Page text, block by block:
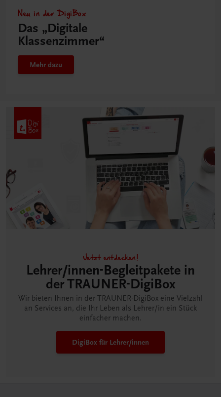
Neu in der DigiBox
Das „Digitale
Klassenzimmer“
Mehr dazu
Jetzt entdecken!
Lehrer/innen-Begleitpakete in
der TRAUNER-DigiBox
Wir bieten Ihnen in der TRAUNER-DigiBox eine Vielzahl
an Services an, die Ihr Leben als Lehrer/in ein Stück
einfacher machen.
DigiBox für Lehrer/innen